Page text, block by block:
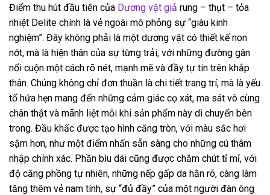
Điểm thu hút đầu tiên của Dương vật giả rung – thụt – tỏa
nhiệt Delite chính là vẻ ngoài mô phỏng sự “giàu kinh
nghiệm”. Đây không phải là một dương vật có thiết kế non
nớt, mà là hiện thân của sự từng trải, với những đường gân
nổi cuộn một cách rõ nét, mạnh mẽ và đầy tự tin trên khắp
thân. Chúng không chỉ đơn thuần là chi tiết trang trí, mà là yếu
tố hứa hẹn mang đến những cảm giác cọ xát, ma sát vô cùng
chân thật và mãnh liệt mỗi khi sản phẩm này di chuyển bên
trong. Đầu khấc được tạo hình căng tròn, với màu sắc hơi
sậm hơn, như một điểm nhấn sẵn sàng cho những cú thâm
nhập chính xác. Phần bìu dái cũng được chăm chút tỉ mỉ, với
độ căng phồng tự nhiên, những nếp gấp da hằn rõ, càng làm
tăng thêm vẻ nam tính, sự “đủ đầy” của một người đàn ông